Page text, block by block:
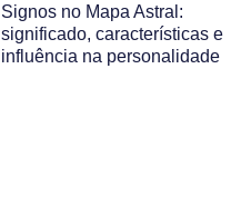
Signos no Mapa Astral:
significado, características e
influência na personalidade